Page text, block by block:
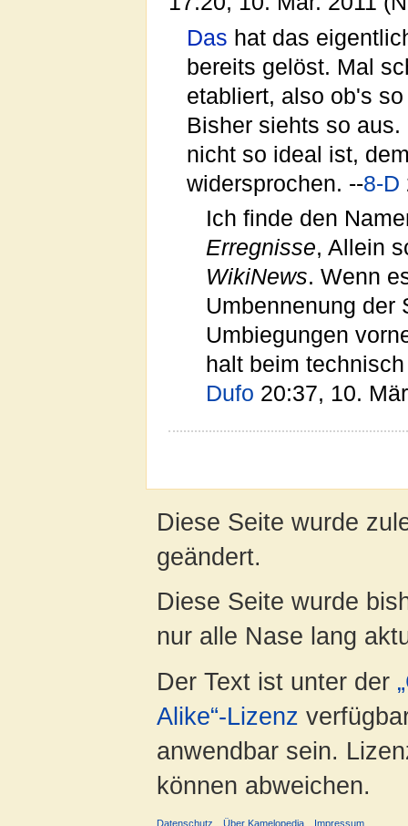
Das hat das
bereits gelöst. Mal
etabliert, also ob's
Bisher siehts so
nicht so ideal ist,
widersprochen. --8-D
Ich finde den
Erregnisse, Allein
WikiNews. Wenn
Umbennenung der
Umbiegungen
halt beim
Dufo 20:37, 10.
Diese Seite wurde
geändert.
Diese Seite wurde
nur alle Nase lang
Der Text ist unter der
Alike“-Lizenz
anwendbar sein.
können abweichen.
Datenschutz Über Kamelopedia Impressum